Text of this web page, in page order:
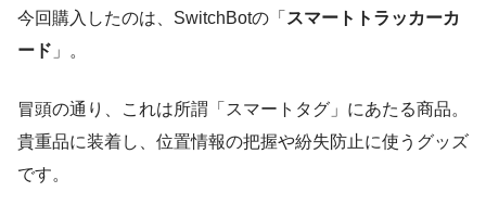
今回購入したのは、SwitchBotの「 スマートトラッカーカ
ード 」。
冒頭の通り、これは所謂「スマートタグ」にあたる商品。
貴重品に装着し、位置情報の把握や紛失防止に使うグッズ
です。